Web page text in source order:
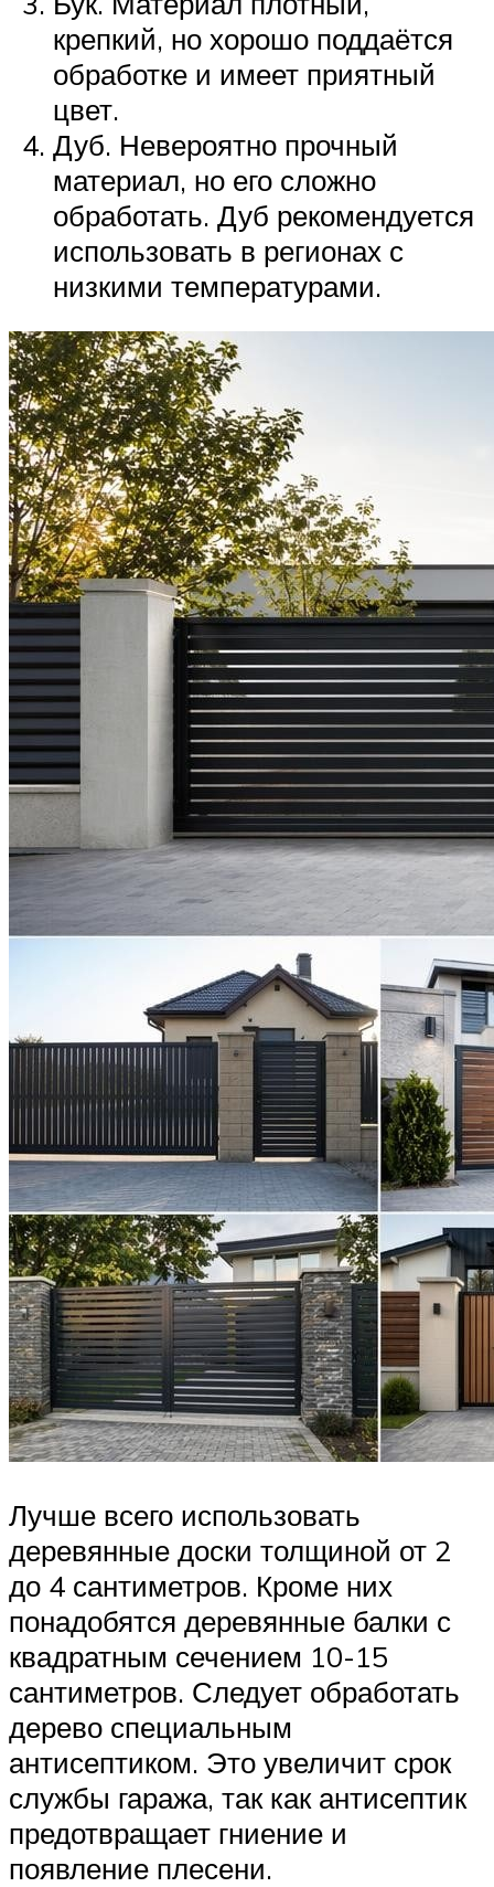
крепкий, но хорошо поддаётся
обработке и имеет приятный
цвет.
Дуб. Невероятно прочный
материал, но его сложно
обработать. Дуб рекомендуется
использовать в регионах с
низкими температурами.
Лучше всего использовать
деревянные доски толщиной от 2
до 4 сантиметров. Кроме них
понадобятся деревянные балки с
квадратным сечением 10-15
сантиметров. Следует обработать
дерево специальным
антисептиком. Это увеличит срок
службы гаража, так как антисептик
предотвращает гниение и
появление плесени.